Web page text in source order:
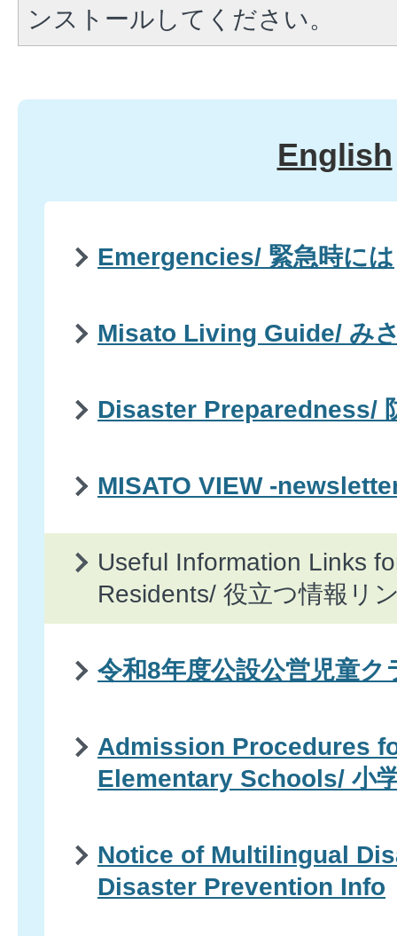
ンストールしてください。
English
Emergencies/ 緊急時には
Misato Living Guide/ み
Disaster Preparedness/
MISATO VIEW -
Useful Information Links
Residents/ 役立つ情報リ
令和8年度公設公営児童ク
Admission Procedures
Elementary Schools/ 小
Notice of Multilingual
Disaster Prevention Info